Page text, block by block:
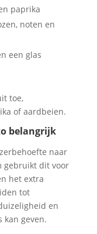
paprika
noten en
een glas
toe,
of aardbeien.
belangrijk
naar
gebruikt dit voor
het extra
tot
en
kan geven.